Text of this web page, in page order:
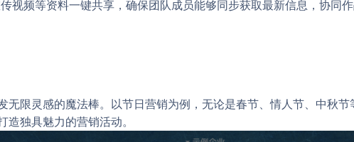
视频等资料一键共享，确保团队成员能够同步获取最新信息，协同
限灵感的魔法棒。以节日营销为例，无论是春节、情人节、中秋
独具魅力的营销活动。